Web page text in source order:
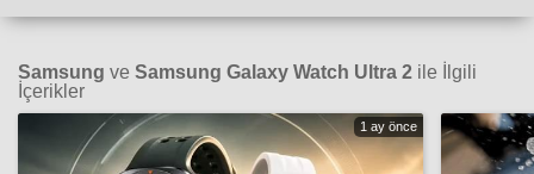
Samsung ve Samsung Galaxy Watch Ultra 2 ile İlgili
İçerikler
1 ay önce